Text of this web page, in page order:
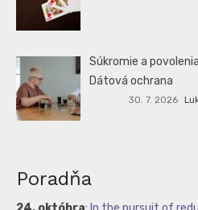
Súkromie a
Dátová ochrana
30. 7. 2026
Poradňa